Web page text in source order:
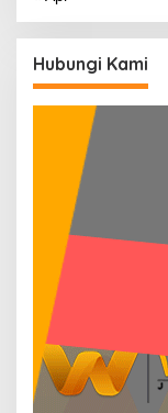
Hubungi Kami